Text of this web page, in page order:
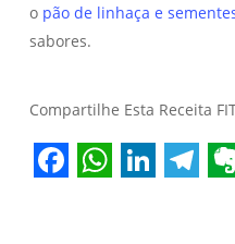
o pão de linhaça e
sabores.
Compartilhe Esta Receita